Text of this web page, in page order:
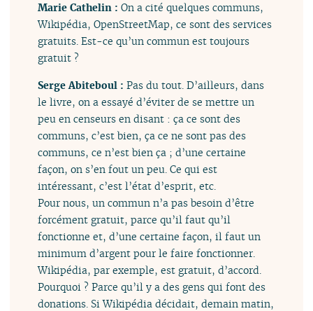
Marie Cathelin :On a cité quelques communs,
Wikipédia, OpenStreetMap, ce sont des services
gratuits. Est-ce qu’un commun est toujours
gratuit ?
Serge Abiteboul :Pas du tout. D’ailleurs, dans
le livre, on a essayé d’éviter de se mettre un
peu en censeurs en disant : ça ce sont des
communs, c’est bien, ça ce ne sont pas des
communs, ce n’est bien ça ; d’une certaine
façon, on s’en fout un peu. Ce qui est
intéressant, c’est l’état d’esprit, etc.
Pour nous, un commun n’a pas besoin d’être
forcément gratuit, parce qu’il faut qu’il
fonctionne et, d’une certaine façon, il faut un
minimum d’argent pour le faire fonctionner.
Wikipédia, par exemple, est gratuit, d’accord.
Pourquoi ? Parce qu’il y a des gens qui font des
donations. Si Wikipédia décidait, demain matin,